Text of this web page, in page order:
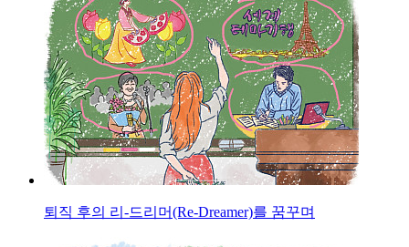
퇴직 후의 리-드리머(Re-Dreamer)를 꿈꾸며